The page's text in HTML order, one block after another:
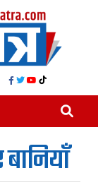
बानियाँ